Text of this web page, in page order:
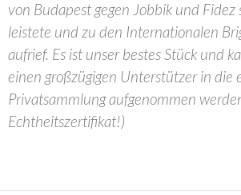
von Budapest gegen Jobbik und Fidez
leistete und zu den Internationalen
aufrief. Es ist unser bestes Stück und
einen großzügigen Unterstützer in die
Privatsammlung aufgenommen
Echtheitszertifikat!)